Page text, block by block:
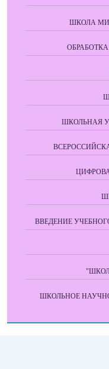
ШКОЛА
ШКОЛЬНАЯ
ВВЕДЕНИЕ
ШКОЛЬНОЕ